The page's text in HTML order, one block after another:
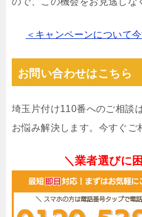
＜キャンペーンについて
お問い合わせはこちら
埼玉片付け110番へのご相談
お悩み解決します。今すぐご
＼業者選びに